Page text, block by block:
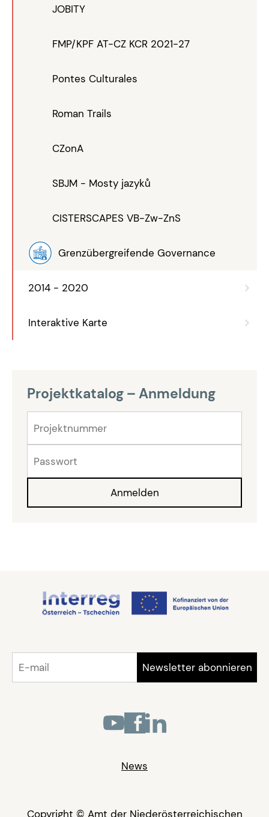
JOBITY
FMP/KPF AT-CZ KCR 2021-27
Pontes Culturales
Roman Trails
CZonA
SBJM - Mosty jazyků
CISTERSCAPES VB-Zw-ZnS
Grenzübergreifende Governance
2014 - 2020
Interaktive Karte
Projektkatalog – Anmeldung
News
Copyright © Amt der Niederösterreichischen